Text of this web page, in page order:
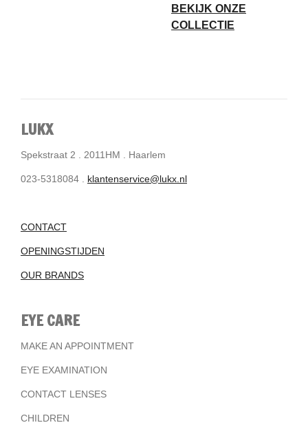
BEKIJK ONZE
COLLECTIE
LUKX
Spekstraat 2 . 2011HM . Haarlem
023-5318084 . klantenservice@lukx.nl
CONTACT
OPENINGSTIJDEN
OUR BRANDS
EYE CARE
MAKE AN APPOINTMENT
EYE EXAMINATION
CONTACT LENSES
CHILDREN